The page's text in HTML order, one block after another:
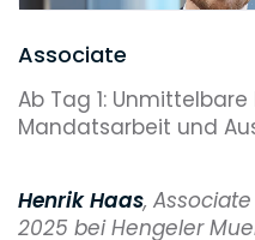
Associate
Ab Tag 1:
Mandatsarbeit und
Henrik Haas,
2025 bei Hengeler